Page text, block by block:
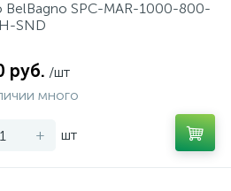
BelBagno SPC-MAR-1000-800-
SND
руб. /шт
много
+ шт